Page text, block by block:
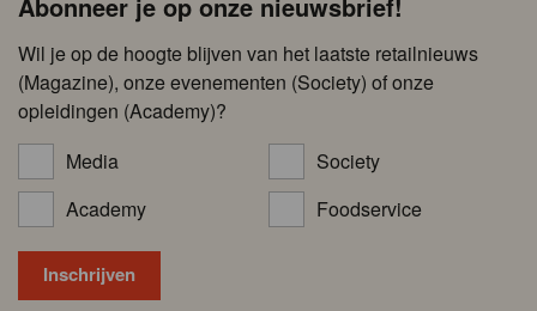
Wil je op de hoogte blijven van het laatste retailnieuws
(Magazine), onze evenementen (Society) of onze
opleidingen (Academy)?
Media
Society
Academy
Foodservice